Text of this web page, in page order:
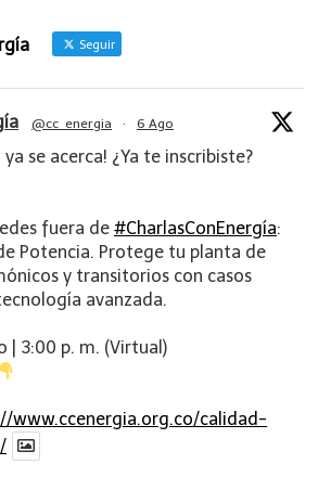
Seguir
@cc_energia · 6 Ago
ya se acerca! ¿Ya te inscribiste?
fuera de #CharlasConEnergía:
Potencia. Protege tu planta de
y transitorios con casos
avanzada.
| 3:00 p. m. (Virtual)
www.ccenergia.org.co/calidad-